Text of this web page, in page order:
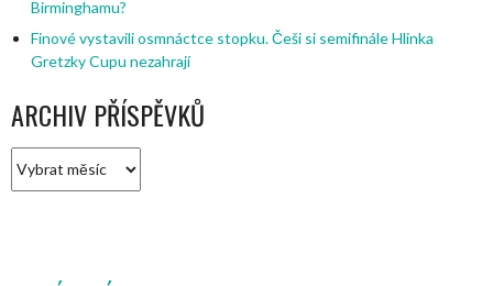
Birminghamu?
Finové vystavili osmnáctce stopku. Češi si semifinále Hlinka
Gretzky Cupu nezahrají
ARCHIV PŘÍSPĚVKŮ
příspěvků